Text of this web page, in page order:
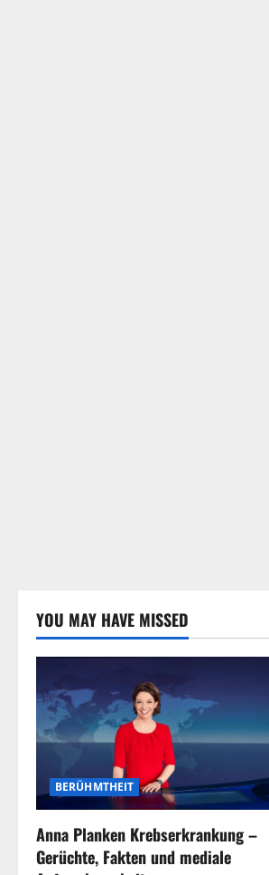
YOU MAY HAVE MISSED
BERÜHMTHEIT
Anna Planken Krebserkrankung –
Gerüchte, Fakten und mediale